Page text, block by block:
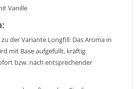
Vanille
der Variante Longfill: Das Aroma in
mit Base aufgefüllt, kräftig
bzw. nach entsprechender